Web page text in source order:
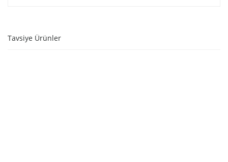
Tavsiye Ürünler